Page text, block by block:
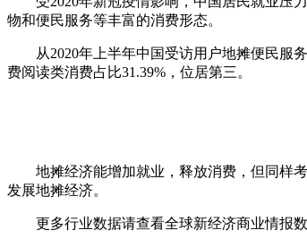
物和便民服务等丰富的消费形态。
从2020年上半年中国受访用户地摊便民服务
费阅读类消费占比31.39%，位居第三。
地摊经济能增加就业，释放消费，但同样考
发展地摊经济。
更多行业数据请查看全球新经济商业情报数